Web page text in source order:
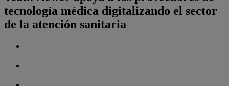
tecnología médica digitalizando el sector
de la atención sanitaria